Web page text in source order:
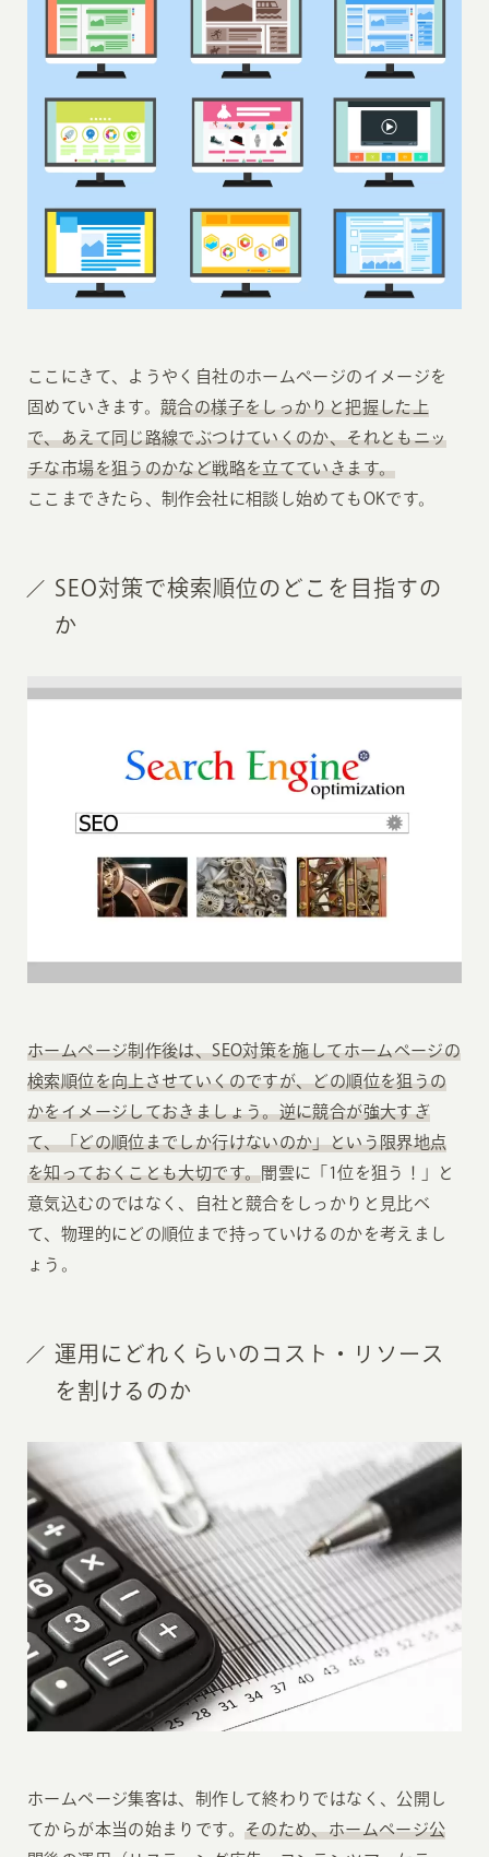
ここにきて、ようやく自社のホームページのイメージを
固めていきます。 競合の様子をしっかりと把握した上
で、あえて同じ路線でぶつけていくのか、それともニッ
チな市場を狙うのかなど戦略を立てていきます。
ここまできたら、制作会社に相談し始めてもOKです。
SEO対策で検索順位のどこを目指すの
か
ホームページ制作後は、SEO対策を施してホームページの
検索順位を向上させていくのですが、どの順位を狙うの
かをイメージしておきましょう。逆に競合が強大すぎ
て、「どの順位までしか行けないのか」という限界地点
を知っておくことも大切です。闇雲に「1位を狙う！」と
意気込むのではなく、自社と競合をしっかりと見比べ
て、物理的にどの順位まで持っていけるのかを考えまし
ょう。
運用にどれくらいのコスト・リソース
を割けるのか
ホームページ集客は、制作して終わりではなく、公開し
てからが本当の始まりです。 そのため、ホームページ公